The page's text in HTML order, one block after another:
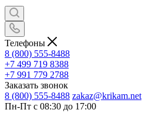
Телефоны
8 (800) 555-8488
+7 499 719 8388
+7 991 779 2788
Заказать звонок
8 (800) 555-8488 zakaz@krikam.net
Пн-Пт с 08:30 до 17:00